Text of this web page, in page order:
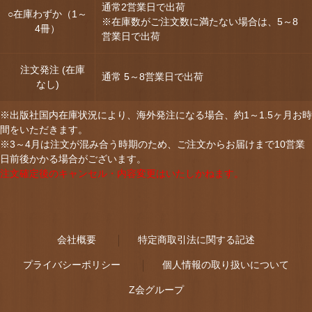
○在庫わずか（1～
4冊）
通常2営業日で出荷
※在庫数がご注文数に満たない場合は、5～8
営業日で出荷
注文発注 (在庫
なし)
通常 5～8営業日で出荷
※出版社国内在庫状況により、海外発注になる場合、約1～1.5ヶ月お時
間をいただきます。
※3～4月は注文が混み合う時期のため、ご注文からお届けまで10営業
日前後かかる場合がございます。
注文確定後のキャンセル・内容変更はいたしかねます。
会社概要 特定商取引法に関する記述
プライバシーポリシー 個人情報の取り扱いについて
Z会グループ